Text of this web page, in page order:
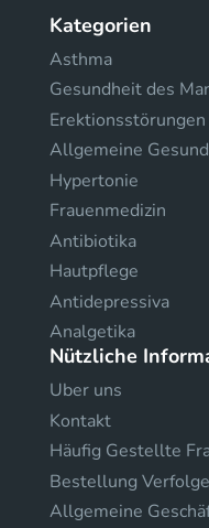
Kategorien
Asthma
Gesundheit des
Erektionsstörungen
Allgemeine
Hypertonie
Frauenmedizin
Antibiotika
Hautpflege
Antidepressiva
Analgetika
Nützliche
Uber uns
Kontakt
Häufig Gestellte
Bestellung
Allgemeine